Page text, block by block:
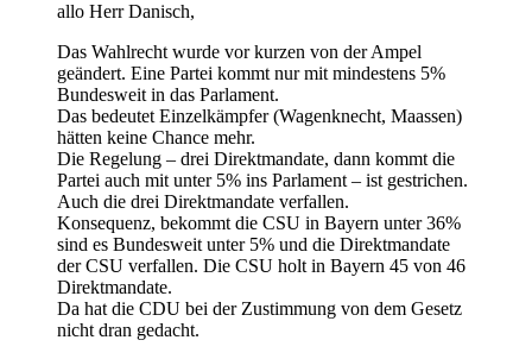
allo Herr Danisch,
Das Wahlrecht wurde vor kurzen von der Ampel
geändert. Eine Partei kommt nur mit mindestens 5%
Bundesweit in das Parlament.
Das bedeutet Einzelkämpfer (Wagenknecht, Maassen)
hätten keine Chance mehr.
Die Regelung – drei Direktmandate, dann kommt die
Partei auch mit unter 5% ins Parlament – ist gestrichen.
Auch die drei Direktmandate verfallen.
Konsequenz, bekommt die CSU in Bayern unter 36%
sind es Bundesweit unter 5% und die Direktmandate
der CSU verfallen. Die CSU holt in Bayern 45 von 46
Direktmandate.
Da hat die CDU bei der Zustimmung von dem Gesetz
nicht dran gedacht.